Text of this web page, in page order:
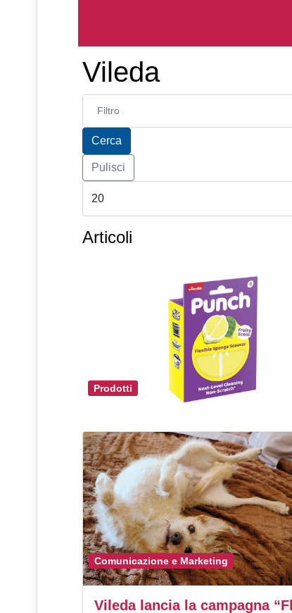
Vileda
Inserisci parte del titolo
Cerca
Pulisci
Articoli
Prodotti
Comunicazione e Marketing
Vileda lancia la campagna